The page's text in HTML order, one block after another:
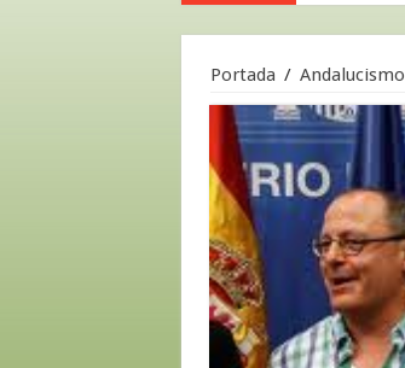
Portada / Andalucismo